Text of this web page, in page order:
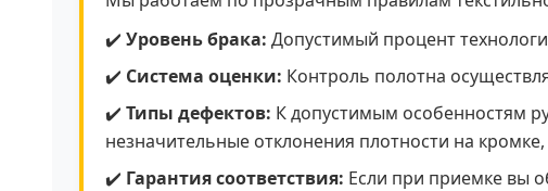
✔️ Уровень брака: Допустимый процент
✔️ Система оценки: Контроль полотна
✔️ Типы дефектов: К допустимым особенностям
незначительные отклонения плотности на
✔️ Гарантия соответствия: Если при приемке вы